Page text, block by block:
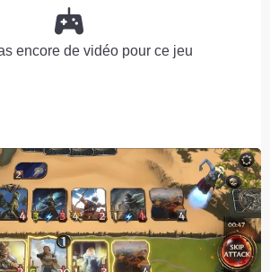
encore de vidéo pour ce jeu